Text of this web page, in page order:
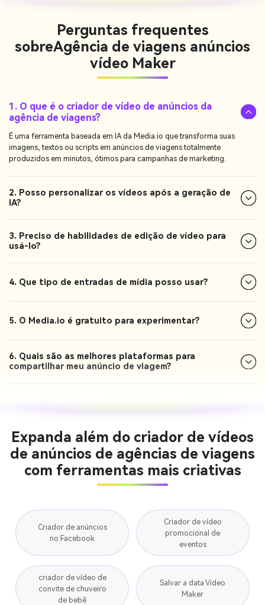
Perguntas frequentes
sobreAgência de viagens anúncios
vídeo Maker
1. O que é o criador de vídeo de anúncios da
agência de viagens?
É uma ferramenta baseada em IA da Media.io que transforma suas
imagens, textos ou scripts em anúncios de viagens totalmente
produzidos em minutos, ótimos para campanhas de marketing.
2. Posso personalizar os vídeos após a geração de
IA?
3. Preciso de habilidades de edição de vídeo para
usá-lo?
4. Que tipo de entradas de mídia posso usar?
5. O Media.io é gratuito para experimentar?
6. Quais são as melhores plataformas para
compartilhar meu anúncio de viagem?
Expanda além do criador de vídeos
de anúncios de agências de viagens
com ferramentas mais criativas
Criador de anúncios
no Facebook
Criador de vídeo
promocional de
eventos
criador de vídeo de
convite de chuveiro
de bebê
Salvar a data Video
Maker